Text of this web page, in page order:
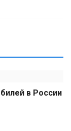
в России